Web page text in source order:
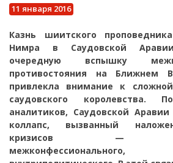
11 января 2016
Казнь шиитского
Нимра в Саудовской Аравии
очередную вспышку
противостояния на Ближнем
привлекла внимание к
саудовского
аналитиков, Саудовской
коллапс, вызванный
кризисов —